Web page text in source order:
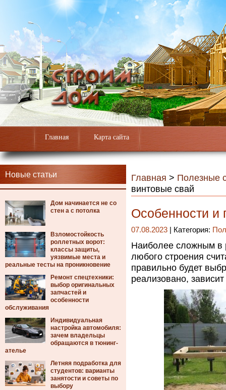
Главная Карта сайта
Новые статьи
Дом начинается не со
стен а с потолка
Взломостойкость
роллетных ворот:
классы защиты,
уязвимые места и
реальные тесты на проникновение
Ремонт спецтехники:
выбор оригинальных
запчастей и
особенности
обслуживания
Индивидуальная
настройка автомобиля:
зачем владельцы
обращаются в тюнинг-
ателье
Летняя подработка для
студентов: варианты
занятости и советы по
выбору
Главная > Полезные
винтовые свай
Особенности и
07.08.2023 | Категория:
Наиболее сложным в
любого строения
правильно будет
реализовано,